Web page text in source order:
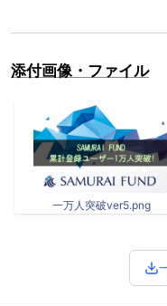
添付画像・ファイル
一万人突破ver5.png